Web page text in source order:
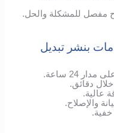
للمشكلة والحل.
بنشر تبديل
24 ساعة.
دقائق.
عالية.
والإصلاح.